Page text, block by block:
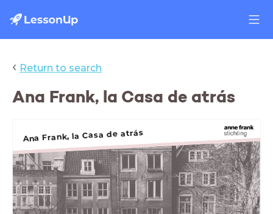
‹ Return to search
Ana Frank, la Casa de atrás
Ana Frank, la Casa de atrás